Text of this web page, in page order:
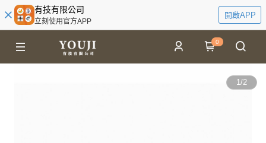
有技有限公司
立刻使用官方APP
開啟APP
0
1/2